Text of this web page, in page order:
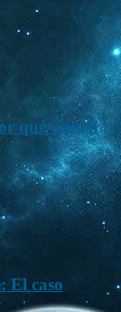
qué vienen
El caso